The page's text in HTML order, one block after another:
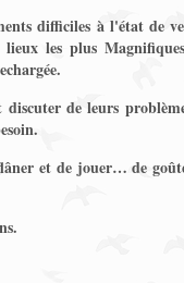
difficiles à l'état de
les plus
de leurs
et de jouer… de